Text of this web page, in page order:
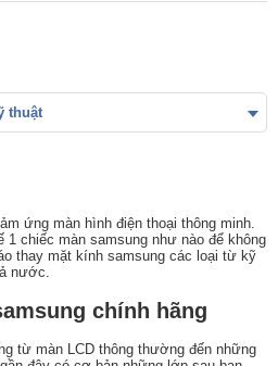
thuật
ứng màn hình điện thoại thông minh.
1 chiếc màn samsung như nào để không
thay mặt kính samsung các loại từ kỹ
nước.
chính hãng
từ màn LCD thông thường đến những